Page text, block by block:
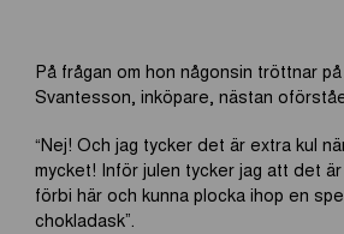
På frågan om hon någonsin tröttnar
Svantesson, inköpare, nästan
“Nej! Och jag tycker det är extra kul
mycket! Inför julen tycker jag att det
förbi här och kunna plocka ihop en
chokladask”.